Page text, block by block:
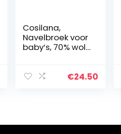
Cosilana,
Navelbroek voor
baby’s, 70% wol,
€24.50